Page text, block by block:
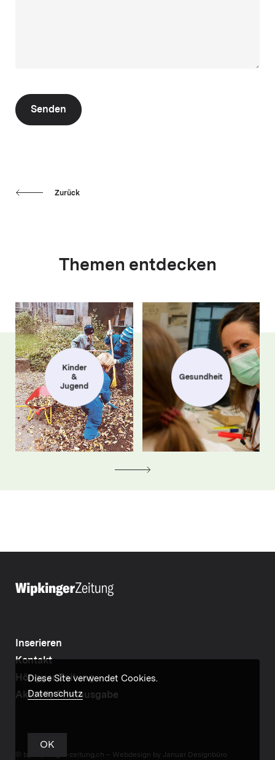
Senden
Zurück
Themen entdecken
Kinder
&
Jugend
Gesundheit
Inserieren
Kontakt
Höngger Zeitung
Aktuelle Printausgabe
© by wipkinger-zeitung.ch – Webdesign by Januar Designbüro
Diese Site verwendet Cookies.
Datenschutz
OK